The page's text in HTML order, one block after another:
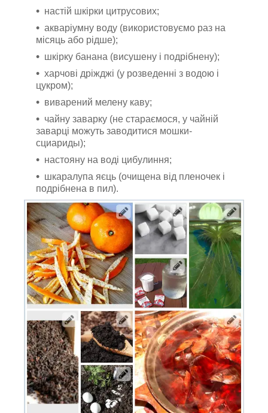
настій шкірки цитрусових;
акваріумну воду (використовуємо раз на
місяць або рідше);
шкірку банана (висушену і подрібнену);
харчові дріжджі (у розведенні з водою і
цукром);
виварений мелену каву;
чайну заварку (не стараємося, у чайній
заварці можуть заводитися мошки-
сциариды);
настояну на воді цибулиння;
шкаралупа яєць (очищена від пленочек і
подрібнена в пил).